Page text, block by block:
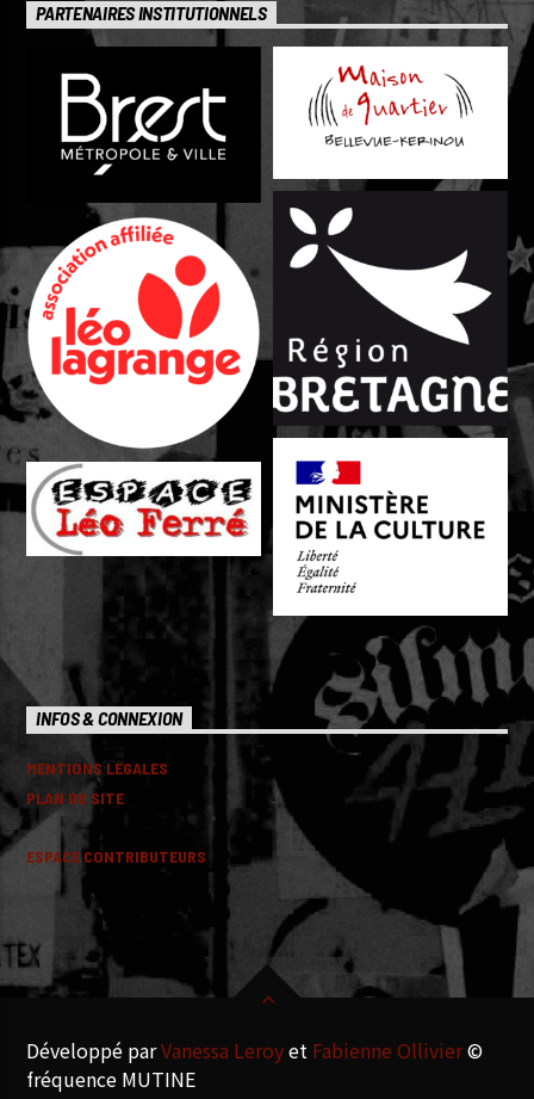
PARTENAIRES INSTITUTIONNELS
INFOS & CONNEXION
MENTIONS LEGALES
PLAN DU SITE
ESPACE CONTRIBUTEURS
Développé parVanessa Leroyet Fabienne Ollivier©
fréquence MUTINE